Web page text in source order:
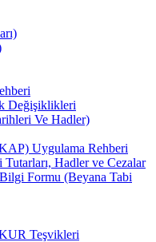
Değişiklikleri
Ve Hadler)
Uygulama Rehberi
Tutarları, Hadler ve Cezalar
Formu (Beyana Tabi
Teşvikleri